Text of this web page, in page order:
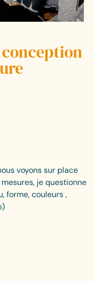
conception
voyons sur place
je questionne
forme, couleurs ,